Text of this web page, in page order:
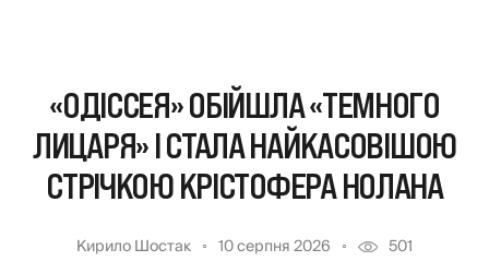
«ОДІССЕЯ» ОБІЙШЛА «ТЕМНОГО
ЛИЦАРЯ» І СТАЛА НАЙКАСОВІШОЮ
СТРІЧКОЮ КРІСТОФЕРА НОЛАНА
Кирило Шостак 10 серпня 2026 501